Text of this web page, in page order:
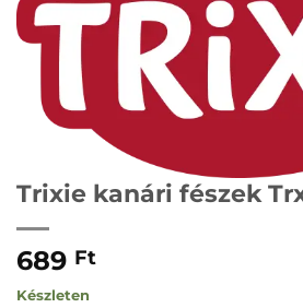
Trixie kanári fészek
689 Ft
Készleten